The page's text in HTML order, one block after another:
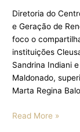
Diretoria do
e Geração de
foco o
instituições
Sandrina Indiani
Maldonado,
Marta Regina
Read More »